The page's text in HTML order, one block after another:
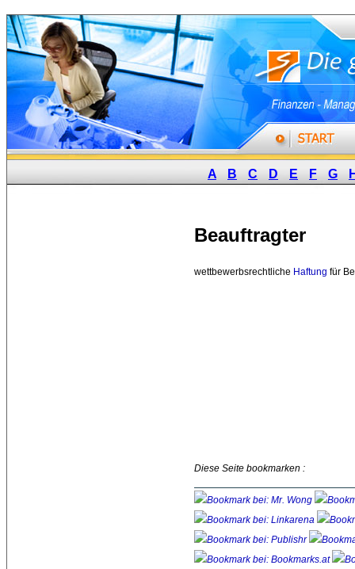
A B C D E F G
Beauftragter
wettbewerbsrechtliche Haftung für
Diese Seite bookmarken :